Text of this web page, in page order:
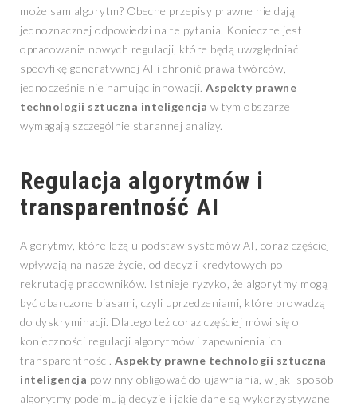
może sam algorytm? Obecne przepisy prawne nie dają
jednoznacznej odpowiedzi na te pytania. Konieczne jest
opracowanie nowych regulacji, które będą uwzględniać
specyfikę generatywnej AI i chronić prawa twórców,
jednocześnie nie hamując innowacji. Aspekty prawne
technologii sztuczna inteligencja w tym obszarze
wymagają szczególnie starannej analizy.
Regulacja algorytmów i
transparentność AI
Algorytmy, które leżą u podstaw systemów AI, coraz częściej
wpływają na nasze życie, od decyzji kredytowych po
rekrutację pracowników. Istnieje ryzyko, że algorytmy mogą
być obarczone biasami, czyli uprzedzeniami, które prowadzą
do dyskryminacji. Dlatego też coraz częściej mówi się o
konieczności regulacji algorytmów i zapewnienia ich
transparentności. Aspekty prawne technologii sztuczna
inteligencja powinny obligować do ujawniania, w jaki sposób
algorytmy podejmują decyzje i jakie dane są wykorzystywane